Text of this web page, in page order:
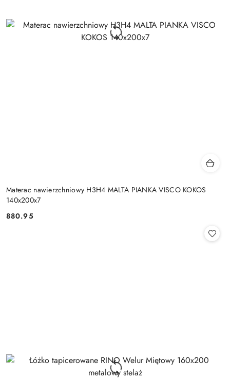
Materac nawierzchniowy H3H4 MALTA PIANKA VISCO KOKOS
140x200x7
Cena:
880.95